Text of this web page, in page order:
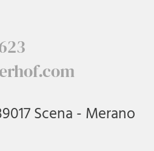
Scena - Merano